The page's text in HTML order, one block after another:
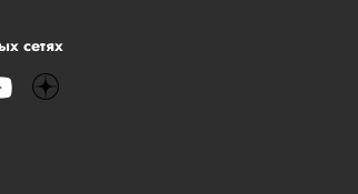
сетях